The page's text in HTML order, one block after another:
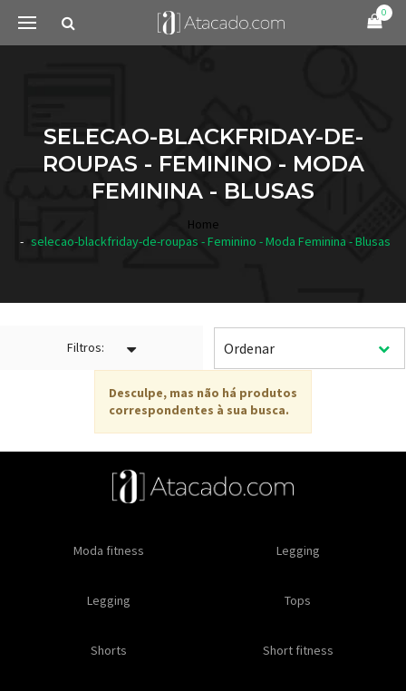
0
SELECAO-BLACKFRIDAY-DE-
ROUPAS - FEMININO - MODA
FEMININA - BLUSAS
Home
selecao-blackfriday-de-roupas - Feminino - Moda Feminina - Blusas
Filtros:
Desculpe, mas não há produtos
correspondentes à sua busca.
Especial natal Toda loja
Feminino Moda feminina
Moda feminina Moda íntima
Masculino Moda masculino
Moda masculina Moda intima masculina
Acessórios masculinos Moda íntima
Moda fitness Legging
Legging Tops
Shorts Short fitness
Oleos e cremes Comestiveis
Kits Lançamentos
Ofertas Roupas para revender